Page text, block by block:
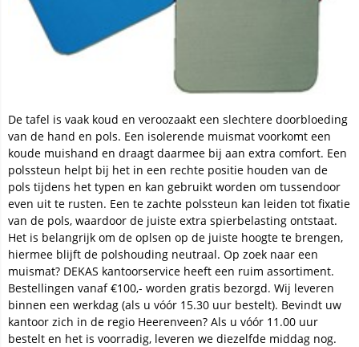
De tafel is vaak koud en veroozaakt een slechtere doorbloeding
van de hand en pols. Een isolerende muismat voorkomt een
koude muishand en draagt daarmee bij aan extra comfort. Een
polssteun helpt bij het in een rechte positie houden van de
pols tijdens het typen en kan gebruikt worden om tussendoor
even uit te rusten. Een te zachte polssteun kan leiden tot fixatie
van de pols, waardoor de juiste extra spierbelasting ontstaat.
Het is belangrijk om de oplsen op de juiste hoogte te brengen,
hiermee blijft de polshouding neutraal. Op zoek naar een
muismat? DEKAS kantoorservice heeft een ruim assortiment.
Bestellingen vanaf €100,- worden gratis bezorgd. Wij leveren
binnen een werkdag (als u vóór 15.30 uur bestelt). Bevindt uw
kantoor zich in de regio Heerenveen? Als u vóór 11.00 uur
bestelt en het is voorradig, leveren we diezelfde middag nog.